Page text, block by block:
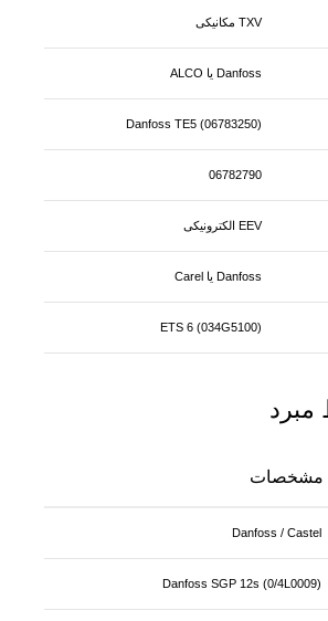
TXV مکانیکی
Danfoss یا ALCO
Danfoss TE5 (06783250)
06782790
EEV الکترونیکی
Danfoss یا Carel
ETS 6 (034G5100)
مبرد
مشخصات
Danfoss / Castel
Danfoss SGP 12s (0/4L0009)